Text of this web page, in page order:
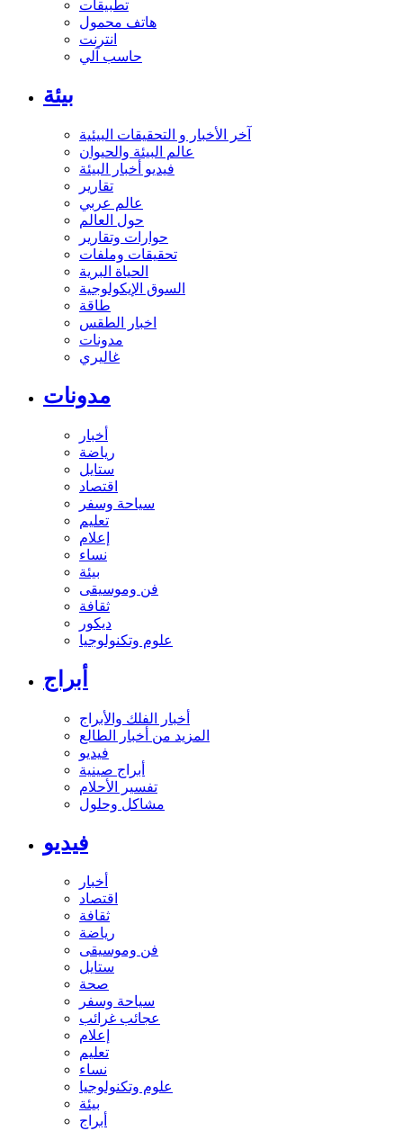
تطبيقات
هاتف محمول
انترنت
حاسب آلي
بيئة
آخر الأخبار و التحقيقات البيئية
عالم البيئة والحيوان
فيديو أخبار البيئة
تقارير
عالم عربي
حول العالم
حوارات وتقارير
تحقيقات وملفات
الحياة البرية
السوق الإيكولوجية
طاقة
اخبار الطقس
مدونات
غاليري
مدونات
أخبار
رياضة
ستايل
اقتصاد
سياحة وسفر
تعليم
إعلام
نساء
بيئة
فن وموسيقى
ثقافة
ديكور
علوم وتكنولوجيا
أبراج
أخبار الفلك والأبراج
المزيد من أخبار الطالع
فيديو
أبراج صينية
تفسير الأحلام
مشاكل وحلول
فيديو
أخبار
اقتصاد
ثقافة
رياضة
فن وموسيقى
ستايل
صحة
سياحة وسفر
عجائب غرائب
إعلام
تعليم
نساء
علوم وتكنولوجيا
بيئة
أبراج